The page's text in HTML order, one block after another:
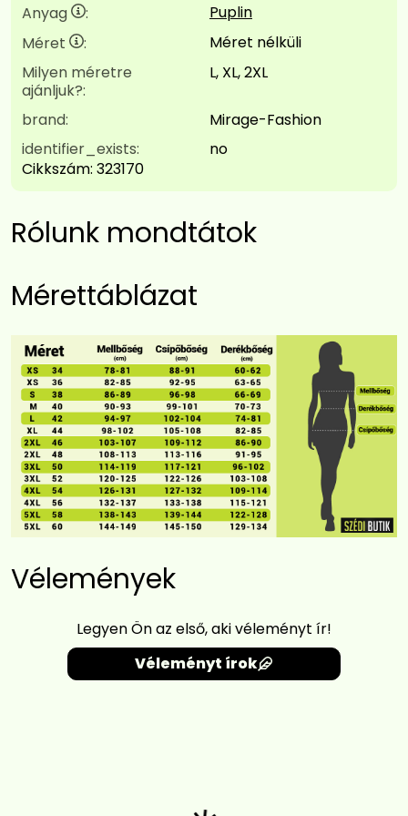
Anyag :
Puplin
Méret
:
Méret nélküli
Milyen méretre
ajánljuk?:
L, XL, 2XL
brand:
Mirage-Fashion
identifier_exists:
no
Cikkszám: 323170
Rólunk mondtátok
Mérettáblázat
Vélemények
Legyen Ön az első, aki véleményt ír!
Véleményt írok